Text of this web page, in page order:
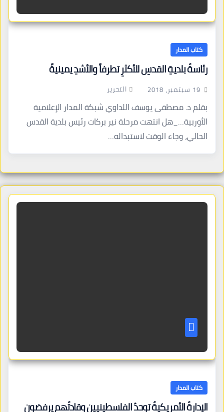
كتاب المدار
رئاسةُ بلديةِ القدسِ للأكثرِ تطرفاً والأشدِ يمينيةً
19 سبتمبر، 2018 التحرير
بقلم د. مصطفى يوسف اللداوي شبكة المدار الإعلامية
الأوربية…_هل انتهت مرحلة نير بركات رئيس بلدية القدس
الحالي، وجاء الوقت لاستبداله…
كتاب المدار
الإدارةُ الأمريكيةُ توحدُ الفلسطينيين وقادتُهم يرفضون